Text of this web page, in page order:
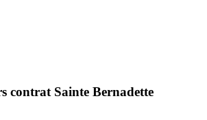
contrat Sainte Bernadette